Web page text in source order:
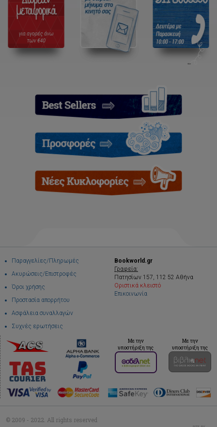
Παραγγελίες/Πληρωμές
Ακυρώσεις/Επιστροφές
Όροι χρήσης
Προστασία απορρήτου
Ασφάλεια συναλλαγών
Συχνές ερωτήσεις
Bookworld.gr
Γραφεία:
Πατησίων 157, 112 52 Αθήνα
Οριστικά κλειστό
Επικοινωνία
Με την
υποστήριξη της
Με την
υποστήριξη της
© 2009 - 2022. All rights reserved